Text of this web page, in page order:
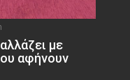
με
αφήνουν